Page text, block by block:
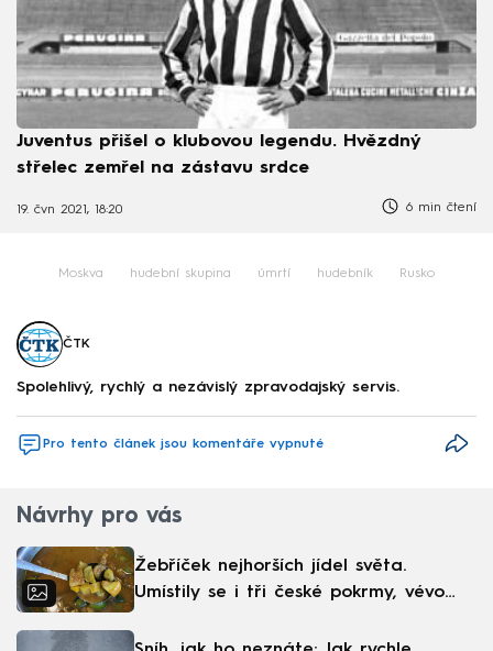
Juventus přišel o klubovou legendu. Hvězdný
střelec zemřel na zástavu srdce
19. čvn 2021, 18:20 6 min čtení
Moskva hudební skupina úmrtí hudebník Rusko
ČTK
Spolehlivý, rychlý a nezávislý zpravodajský servis.
Pro tento článek jsou komentáře vypnuté
Návrhy pro vás
Žebříček nejhorších jídel světa.
Umístily se i tři české pokrmy, vévodí